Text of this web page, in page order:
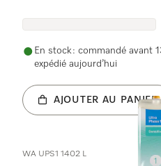
En stock : commandé avant
expédié aujourd’hui
AJOUTER AU PANIER
WA UPS1 1402 L